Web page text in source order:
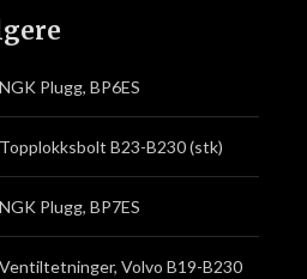
NGK Plugg, BP6ES
Topplokksbolt B23-B230 (stk)
NGK Plugg, BP7ES
Ventiltetninger, Volvo B19-B230